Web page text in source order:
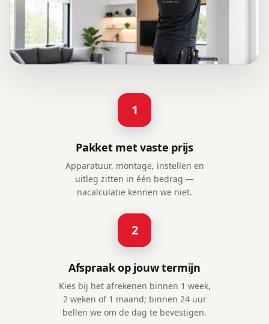
1
Pakket met vaste prijs
Apparatuur, montage, instellen en
uitleg zitten in één bedrag —
nacalculatie kennen we niet.
2
Afspraak op jouw termijn
Kies bij het afrekenen binnen 1 week,
2 weken of 1 maand; binnen 24 uur
bellen we om de dag te bevestigen.